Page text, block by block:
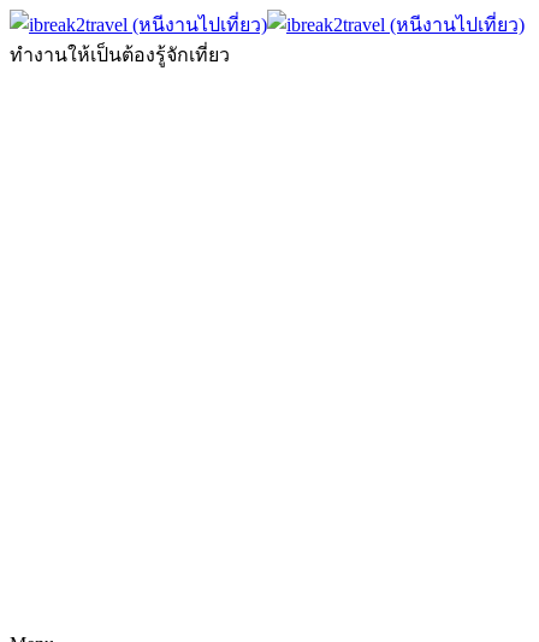
ทำงานให้เป็นต้องรู้จักเที่ยว